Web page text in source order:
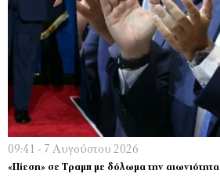
09:41 - 7 Αυγούστου 2026
«Πίεση» σε Τραμπ με δόλωμα την αιωνιότητα